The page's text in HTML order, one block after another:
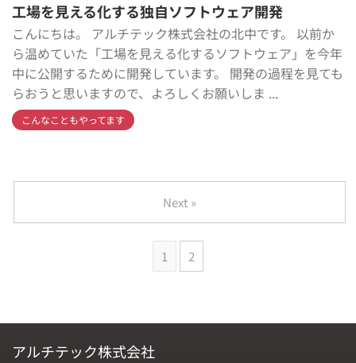
工場を見える化する独自ソフトウェア開発
こんにちは。 アルチテック株式会社の北中です。 以前か
ら温めていた「工場を見える化するソフトウェア」を今年
中に公開するために開発しています。 開発の過程を見ても
らおうと思いますので、よろしくお願いしま ...
こんなこともやってます
1 2
Next »
アルチテック株式会社